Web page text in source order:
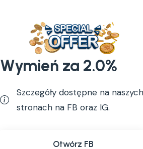
Wymień za 2.0%
Szczegóły dostępne na naszych
stronach na FB oraz IG.
Otwórz FB
Poznaj
01
Łatwa i
Bez
kryptowalut. W
partnerskich)
Bezpieczny